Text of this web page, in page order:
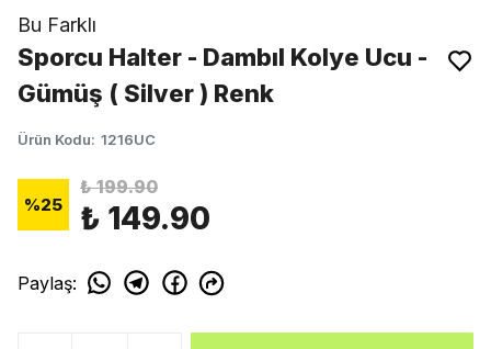
Bu Farklı
Sporcu Halter - Dambıl Kolye Ucu -
Gümüş ( Silver ) Renk
Ürün Kodu: 1216UC
%25
₺ 199.90
₺ 149.90
Paylaş: